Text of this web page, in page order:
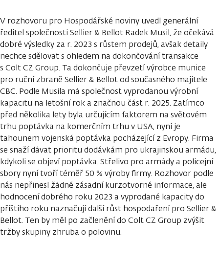
V rozhovoru pro Hospodářské noviny uvedl generální
ředitel společnosti Sellier & Bellot Radek Musil, že očekává
dobré výsledky za r. 2023 s růstem prodejů, avšak detaily
nechce sdělovat s ohledem na dokončování transakce
s Colt CZ Group. Ta dokončuje převzetí výrobce munice
pro ruční zbraně Sellier & Bellot od současného majitele
CBC. Podle Musila má společnost vyprodanou výrobní
kapacitu na letošní rok a značnou část r. 2025. Zatímco
před několika lety byla určujícím faktorem na světovém
trhu poptávka na komerčním trhu v USA, nyní je
tahounem vojenská poptávka pocházející z Evropy. Firma
se snaží dávat prioritu dodávkám pro ukrajinskou armádu,
kdykoli se objeví poptávka. Střelivo pro armády a policejní
sbory nyní tvoří téměř 50 % výroby firmy. Rozhovor podle
nás nepřinesl žádné zásadní kurzotvorné informace, ale
hodnocení dobrého roku 2023 a vyprodané kapacity do
příštího roku naznačují další růst hospodaření pro Sellier &
Bellot. Ten by měl po začlenění do Colt CZ Group zvýšit
tržby skupiny zhruba o polovinu.